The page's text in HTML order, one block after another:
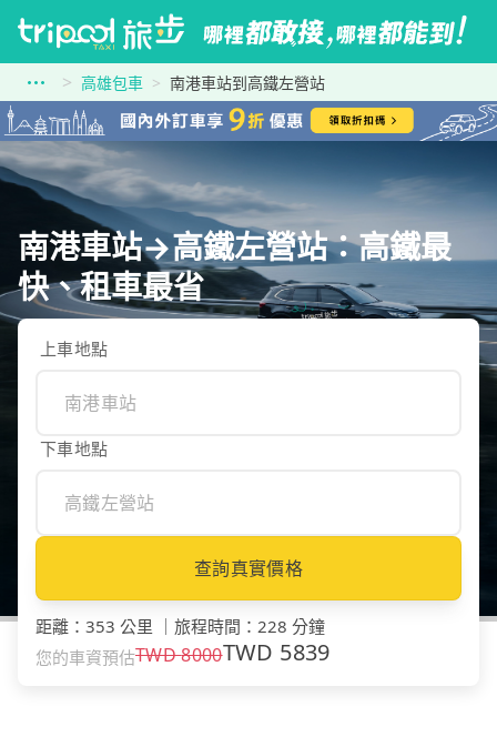
高雄包車 南港車站到高鐵左營站
南港車站→高鐵左營站：高鐵最
快、租車最省
上車地點
下車地點
查詢真實價格
距離 ： 353 公里 ｜ 旅程時間 ： 228 分鐘
您的車資預估TWD8000TWD 5839